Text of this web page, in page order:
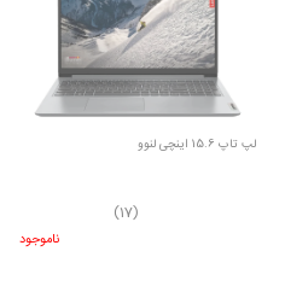
لپ تاپ 15.6 اینچی لنوو
(17)
ناموجود